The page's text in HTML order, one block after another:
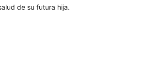
de su futura hija.